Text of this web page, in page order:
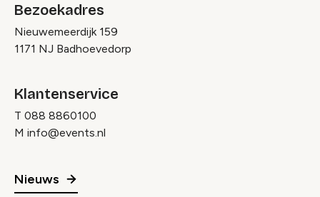
Bezoekadres
Nieuwemeerdijk 159
1171 NJ Badhoevedorp
Klantenservice
T 088 8860100
M info@events.nl
Nieuws